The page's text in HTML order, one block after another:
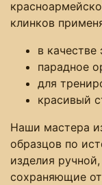
клинков
в качестве
парадное
для
красивый
Наши мастера
образцов по
изделия
сохраняющие